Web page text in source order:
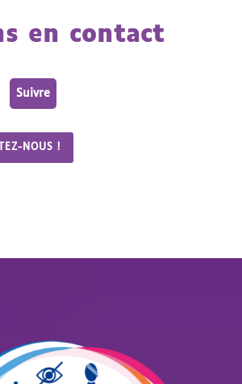
en contact
Suivre
NOUS !